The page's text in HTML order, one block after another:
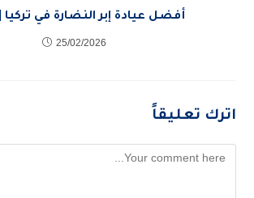
أفضل عيادة إبر النضارة في تركيا | 3 مزايا
25/02/2026
اترك تعليقاً